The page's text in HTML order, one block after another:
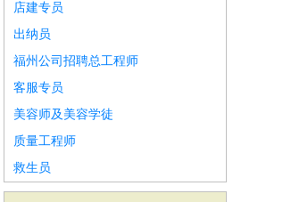
店建专员
出纳员
福州公司招聘总工程师
客服专员
美容师及美容学徒
质量工程师
救生员